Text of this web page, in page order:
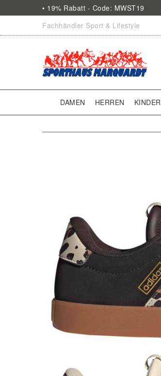
• 19% Rabatt - Code: MWST19
Fachhändler Sport & Lifestyle
DAMEN HERREN KINDER